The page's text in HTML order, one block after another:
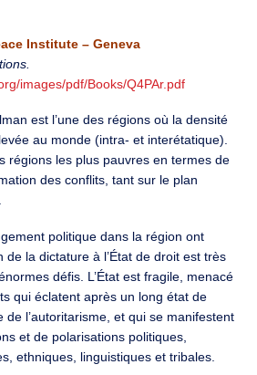
Institute – Geneva
images/pdf/Books/Q4PAr.pdf
est l’une des régions où la densité
au monde (intra- et interétatique).
régions les plus pauvres en termes de
des conflits, tant sur le plan
politique dans la région ont
de la dictature à l’État de droit est très
défis. L’État est fragile, menacé
qui éclatent après un long état de
de l’autoritarisme, et qui se manifestent
et de polarisations politiques,
ethniques, linguistiques et tribales.